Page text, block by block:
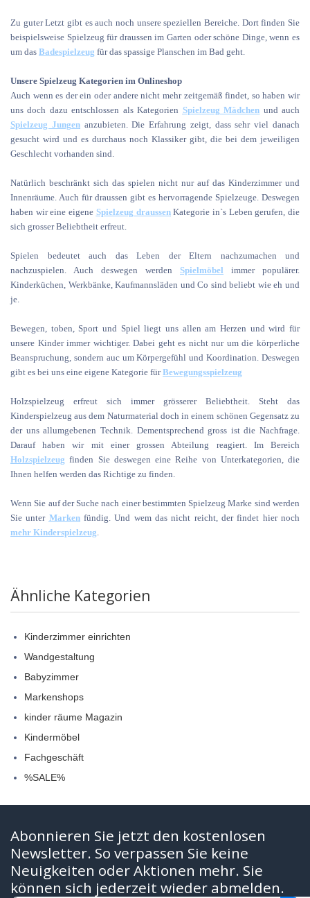
Zu guter Letzt gibt es auch noch unsere speziellen Bereiche. Dort finden Sie
beispielsweise Spielzeug für draussen im Garten oder schöne Dinge, wenn es
um das Badespielzeug für das spassige Planschen im Bad geht.
Unsere Spielzeug Kategorien im Onlineshop
Auch wenn es der ein oder andere nicht mehr zeitgemäß findet, so haben wir
uns doch dazu entschlossen als Kategorien Spielzeug Mädchen und auch
Spielzeug Jungenanzubieten. Die Erfahrung zeigt, dass sehr viel danach
gesucht wird und es durchaus noch Klassiker gibt, die bei dem jeweiligen
Geschlecht vorhanden sind.
Natürlich beschränkt sich das spielen nicht nur auf das Kinderzimmer und
Innenräume. Auch für draussen gibt es hervorragende Spielzeuge. Deswegen
haben wir eine eigene Spielzeug draussenKategorie in`s Leben gerufen, die
sich grosser Beliebtheit erfreut.
Spielen bedeutet auch das Leben der Eltern nachzumachen und
nachzuspielen. Auch deswegen werden Spielmöbel immer populärer.
Kinderküchen, Werkbänke, Kaufmannsläden und Co sind beliebt wie eh und
je.
Bewegen, toben, Sport und Spiel liegt uns allen am Herzen und wird für
unsere Kinder immer wichtiger. Dabei geht es nicht nur um die körperliche
Beanspruchung, sondern auc um Körpergefühl und Koordination. Deswegen
gibt es bei uns eine eigene Kategorie fürBewegungsspielzeug
Holzspielzeug erfreut sich immer grösserer Beliebtheit. Steht das
Kinderspielzeug aus dem Naturmaterial doch in einem schönen Gegensatz zu
der uns allumgebenen Technik. Dementsprechend gross ist die Nachfrage.
Darauf haben wir mit einer grossen Abteilung reagiert. Im Bereich
Holzspielzeug finden Sie deswegen eine Reihe von Unterkategorien, die
Ihnen helfen werden das Richtige zu finden.
Wenn Sie auf der Suche nach einer bestimmten Spielzeug Marke sind werden
Sie unter Markenfündig. Und wem das nicht reicht, der findet hier noch
mehr Kinderspielzeug.
Ähnliche Kategorien
Kinderzimmer einrichten
Wandgestaltung
Babyzimmer
Markenshops
kinder räume Magazin
Kindermöbel
Fachgeschäft
%SALE%
Abonnieren Sie jetzt den kostenlosen
Newsletter. So verpassen Sie keine
Neuigkeiten oder Aktionen mehr. Sie
können sich jederzeit wieder abmelden.